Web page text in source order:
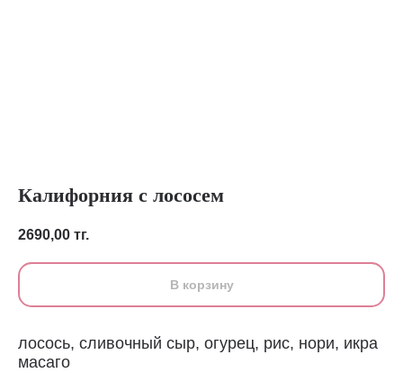
Калифорния с лососем
2690,00 тг.
В корзину
лосось, сливочный сыр, огурец, рис, нори, икра
масаго